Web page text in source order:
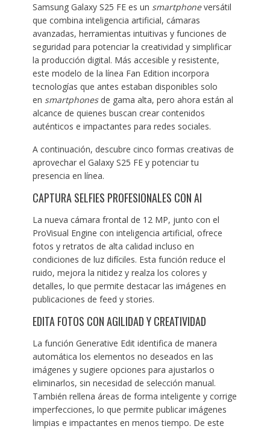
Samsung Galaxy S25 FE es un smartphoneversátil
que combina inteligencia artificial, cámaras
avanzadas, herramientas intuitivas y funciones de
seguridad para potenciar la creatividad y simplificar
la producción digital. Más accesible y resistente,
este modelo de la línea Fan Edition incorpora
tecnologías que antes estaban disponibles solo
en smartphones de gama alta, pero ahora están al
alcance de quienes buscan crear contenidos
auténticos e impactantes para redes sociales.
A continuación, descubre cinco formas creativas de
aprovechar el Galaxy S25 FE y potenciar tu
presencia en línea.
CAPTURA SELFIES PROFESIONALES CON AI
La nueva cámara frontal de 12 MP, junto con el
ProVisual Engine con inteligencia artificial, ofrece
fotos y retratos de alta calidad incluso en
condiciones de luz difíciles. Esta función reduce el
ruido, mejora la nitidez y realza los colores y
detalles, lo que permite destacar las imágenes en
publicaciones de feed y stories.
EDITA FOTOS CON AGILIDAD Y CREATIVIDAD
La función Generative Edit identifica de manera
automática los elementos no deseados en las
imágenes y sugiere opciones para ajustarlos o
eliminarlos, sin necesidad de selección manual.
También rellena áreas de forma inteligente y corrige
imperfecciones, lo que permite publicar imágenes
limpias e impactantes en menos tiempo. De este